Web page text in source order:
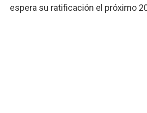
espera su ratificación el próximo